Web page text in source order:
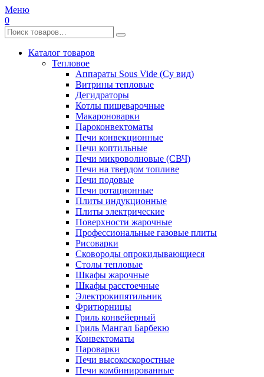
Меню
0
Каталог товаров
Тепловое
Аппараты Sous Vide (Су вид)
Витрины тепловые
Дегидраторы
Котлы пищеварочные
Макароноварки
Пароконвектоматы
Печи конвекционные
Печи коптильные
Печи микроволновые (СВЧ)
Печи на твердом топливе
Печи подовые
Печи ротационные
Плиты индукционные
Плиты электрические
Поверхности жарочные
Профессиональные газовые плиты
Рисоварки
Сковороды опрокидывающиеся
Столы тепловые
Шкафы жарочные
Шкафы расстоечные
Электрокипятильник
Фритюрницы
Гриль конвейерный
Гриль Мангал Барбекю
Конвектоматы
Пароварки
Печи высокоскоростные
Печи комбинированные